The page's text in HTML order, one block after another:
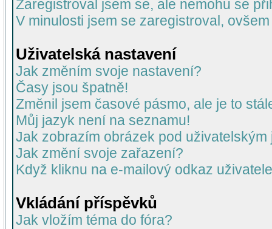
Zaregistroval jsem se, ale nemohu se
V minulosti jsem se zaregistroval,
Uživatelská nastavení
Jak změním svoje nastavení?
Časy jsou špatně!
Změnil jsem časové pásmo, ale je to
Můj jazyk není na seznamu!
Jak zobrazím obrázek pod uživatelským
Jak změní svoje zařazení?
Když kliknu na e-mailový odkaz
Vkládání příspěvků
Jak vložím téma do fóra?